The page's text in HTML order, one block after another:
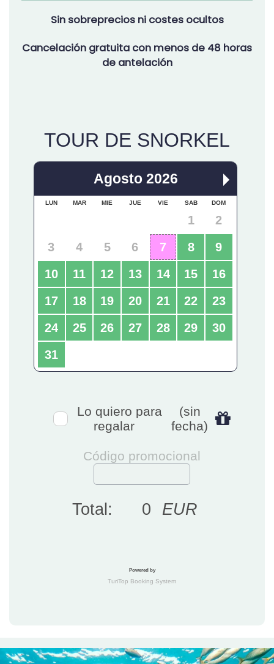
Sin sobreprecios ni costes ocultos
Cancelación gratuita con menos de 48 horas
de antelación